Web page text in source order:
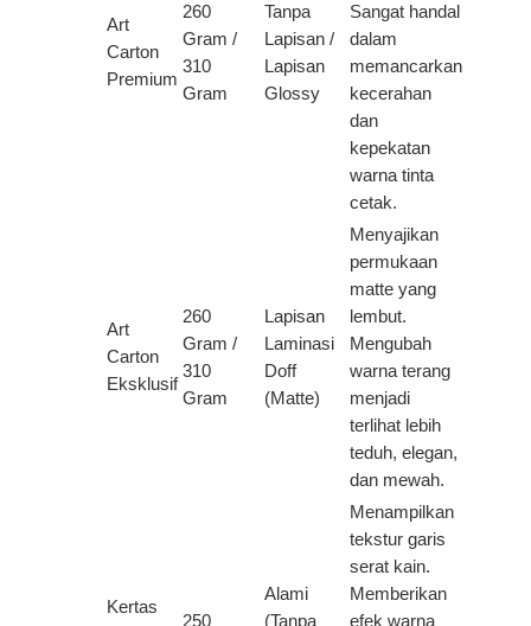
Art
Carton
Premium
260
Gram /
310
Gram
Tanpa
Lapisan /
Lapisan
Glossy
Sangat handal
dalam
memancarkan
kecerahan
dan
kepekatan
warna tinta
cetak.
Art
Carton
Eksklusif
260
Gram /
310
Gram
Lapisan
Laminasi
Doff
(Matte)
Menyajikan
permukaan
matte yang
lembut.
Mengubah
warna terang
menjadi
terlihat lebih
teduh, elegan,
dan mewah.
Kertas
250
Alami
(Tanpa
Menampilkan
tekstur garis
serat kain.
Memberikan
efek warna